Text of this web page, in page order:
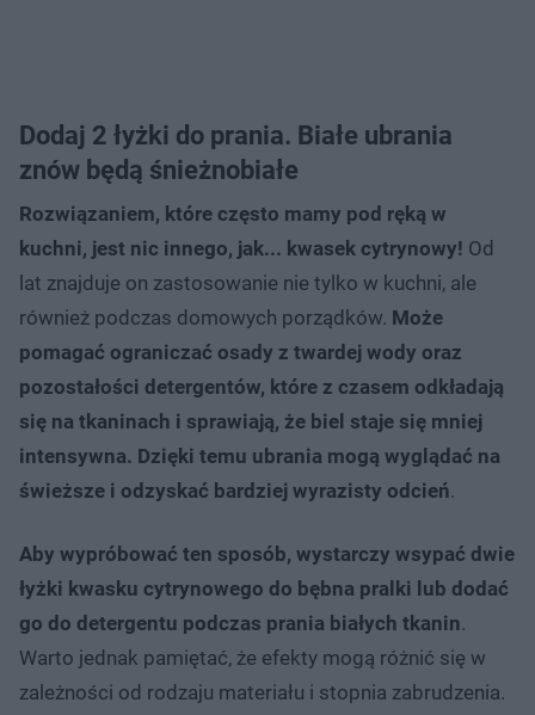
Dodaj 2 łyżki do prania. Białe ubrania
znów będą śnieżnobiałe
Rozwiązaniem, które często mamy pod ręką w
kuchni, jest nic innego, jak... kwasek cytrynowy! Od
lat znajduje on zastosowanie nie tylko w kuchni, ale
również podczas domowych porządków. Może
pomagać ograniczać osady z twardej wody oraz
pozostałości detergentów, które z czasem odkładają
się na tkaninach i sprawiają, że biel staje się mniej
intensywna. Dzięki temu ubrania mogą wyglądać na
świeższe i odzyskać bardziej wyrazisty odcień.
Aby wypróbować ten sposób, wystarczy wsypać dwie
łyżki kwasku cytrynowego do bębna pralki lub dodać
go do detergentu podczas prania białych tkanin.
Warto jednak pamiętać, że efekty mogą różnić się w
zależności od rodzaju materiału i stopnia zabrudzenia.